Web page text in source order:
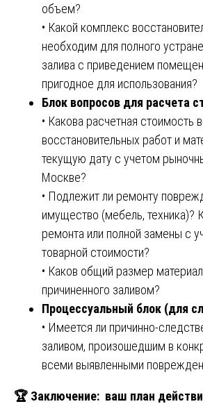
объем?
• Какой комплекс
необходим для полного
залива с приведением
пригодное для использования?
Блок вопросов для расчета
• Какова расчетная стоимость
восстановительных работ и
текущую дату с учетом
Москве?
• Подлежит ли ремонту
имущество (мебель, техника)?
ремонта или полной замены с
товарной стоимости?
• Каков общий размер
причиненного заливом?
Процессуальный блок (для
• Имеется ли причинно-
заливом, произошедшим в
всеми выявленными
🏆 Заключение: ваш план